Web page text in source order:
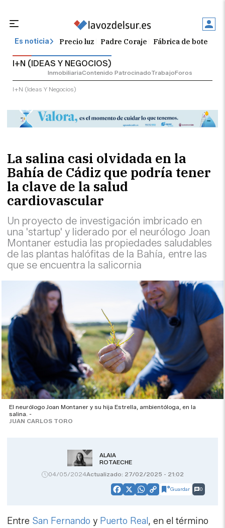
Es noticia Precio luz Padre Coraje Fábrica de botellas
I+N (IDEAS Y NEGOCIOS)
InmobiliariaContenido PatrocinadoTrabajoForos
I+n (ideas Y Negocios)
La salina casi olvidada en la
Bahía de Cádiz que podría tener
la clave de la salud
cardiovascular
Un proyecto de investigación imbricado en
una 'startup' y liderado por el neurólogo Joan
Montaner estudia las propiedades saludables
de las plantas halófitas de la Bahía, entre las
que se encuentra la salicornia
El neurólogo Joan Montaner y su hija Estrella, ambientóloga, en la
salina. -
JUAN CARLOS TORO
ALAIA
ROTAECHE
04/05/2024Actualizado: 27/02/2025 - 21:02
Facebook
X WhatsApp
CopyGuardar 0
Entre San Fernando y Puerto Real , en el término